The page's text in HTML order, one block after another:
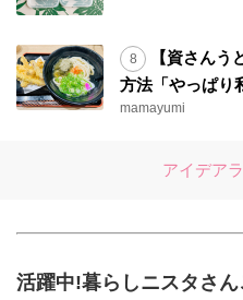
【資さんう
方法「やっぱり
mamayumi
アイデア
活躍中!暮らしニスタさ